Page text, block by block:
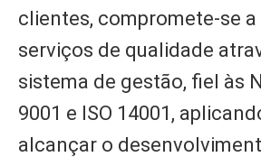
clientes, compromete-se
serviços de qualidade
sistema de gestão, fiel às
9001 e ISO 14001,
alcançar o